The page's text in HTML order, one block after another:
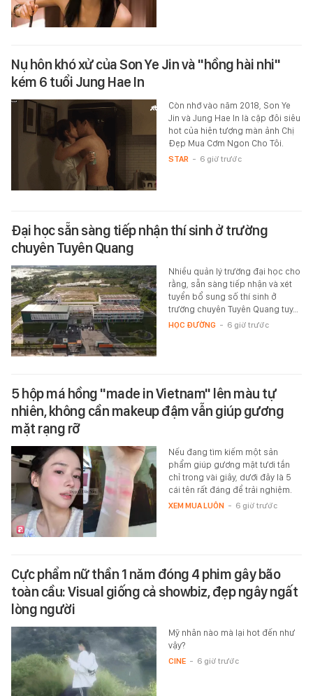
Nụ hôn khó xử của Son Ye Jin và "hồng hài nhi"
kém 6 tuổi Jung Hae In
Còn nhớ vào năm 2018, Son Ye
Jin và Jung Hae In là cặp đôi siêu
hot của hiện tượng màn ảnh Chị
Đẹp Mua Cơm Ngon Cho Tôi.
STAR - 6 giờ trước
Đại học sẵn sàng tiếp nhận thí sinh ở trường
chuyên Tuyên Quang
Nhiều quản lý trường đại học cho
rằng, sẵn sàng tiếp nhận và xét
tuyển bổ sung số thí sinh ở
trường chuyên Tuyên Quang tuy…
HỌC ĐƯỜNG - 6 giờ trước
5 hộp má hồng "made in Vietnam" lên màu tự
nhiên, không cần makeup đậm vẫn giúp gương
mặt rạng rỡ
Nếu đang tìm kiếm một sản
phẩm giúp gương mặt tươi tắn
chỉ trong vài giây, dưới đây là 5
cái tên rất đáng để trải nghiệm.
XEM MUA LUÔN - 6 giờ trước
Cực phẩm nữ thần 1 năm đóng 4 phim gây bão
toàn cầu: Visual giống cả showbiz, đẹp ngây ngất
lòng người
Mỹ nhân nào mà lại hot đến như
vậy?
CINE - 6 giờ trước